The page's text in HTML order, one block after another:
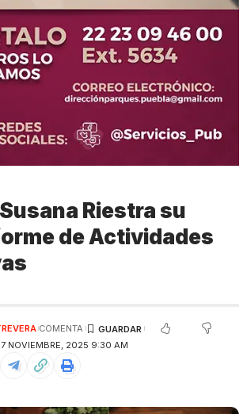
Riestra su
de Actividades
NOVIEMBRE, 2025 9:30 AM
COMENTA